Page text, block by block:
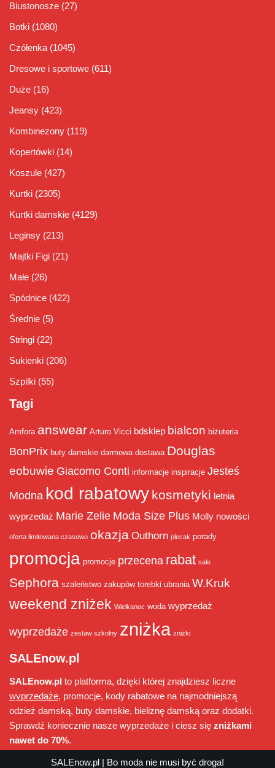
Biustonosze (27)
Botki (1080)
Czółenka (1045)
Dresowe i sportowe (611)
Duże (16)
Jeansy (423)
Kombinezony (119)
Kopertówki (14)
Koszule (427)
Kurtki (2305)
Kurtki damskie (4129)
Leginsy (213)
Majtki Figi (21)
Małe (26)
Spódnice (422)
Średnie (5)
Stringi (22)
Sukienki (206)
Szpilki (55)
Tagi
Amfora answear Arturo Vicci bdsklep bialcon biżuteria
BonPrix buty damskie darmowa dostawa Douglas
eobuwie Giacomo Conti informacje inspiracje Jesteś
Modna kod rabatowy kosmetyki letnia
wyprzedaż Marie Zelie Moda Size Plus Molly nowości
oferta limitowana czasowo okazja Outhorn plecak porady
promocja promocje przecena rabat sale
Sephora szaleństwo zakupów torebki ubrania W.Kruk
weekend zniżek Wielkanoc woda wyprzedaż
wyprzedaże zestaw szkolny zniżka zniżki
SALEnow.pl
SALEnow.pl to platforma, dzięki której znajdziesz liczne
wyprzedaże, promocje, kody rabatowe na najmodniejszą
odzież damską, buty damskie, bieliznę damską oraz dodatki.
Sprawdź koniecznie nasze wyprzedaże i ciesz się zniżkami
nawet do 70%.
SALEnow.pl | Bo moda nie musi być droga!